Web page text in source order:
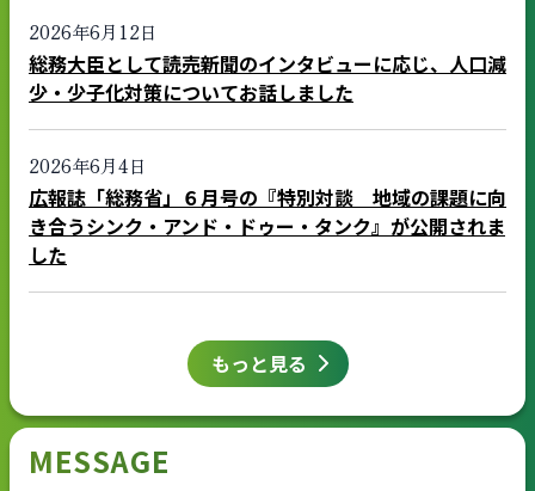
2026年6月12日
総務大臣として読売新聞のインタビューに応じ、人口減
少・少子化対策についてお話しました
2026年6月4日
広報誌「総務省」６月号の『特別対談 地域の課題に向
き合うシンク・アンド・ドゥー・タンク』が公開されま
した
もっと見る
MESSAGE